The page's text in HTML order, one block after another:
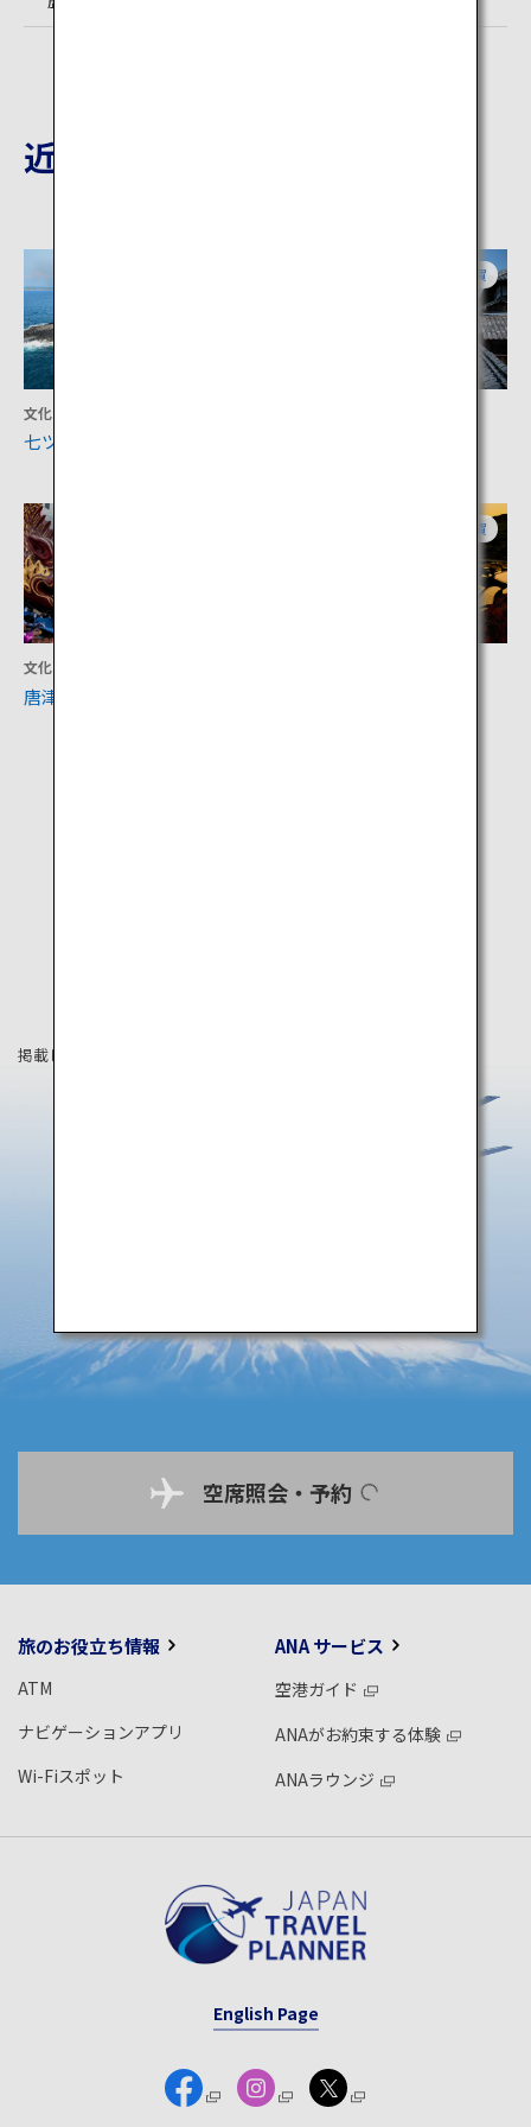
近隣の観光地
文化
七ツ釜
佐賀
文化
唐津くんち 曳山展示場
佐賀
掲載している情報は2019年8月時点の情報です。
空席照会・予約
旅のお役立ち情報
ATM
ナビゲーションアプリ
Wi-Fiスポット
ANA サービス
空港ガイド
ANAがお約束する体験
ANAラウンジ
English Page